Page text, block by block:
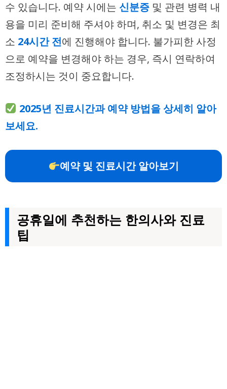
수 있습니다. 예약 시에는 신분증 및 관련 병력 내
용을 미리 준비해 주셔야 하며, 취소 및 변경은 최
소 24시간 전에 진행해야 합니다. 불가피한 사정
으로 예약을 변경해야 하는 경우, 즉시 연락하여
조정하시는 것이 중요합니다.
2025년 진료시간과 예약 방법을 상세히 알아
보세요.
예약 및 진료시간 알아보기
공휴일에 추천하는 한의사와 진료
팁